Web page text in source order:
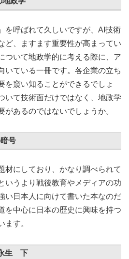
を呼ばれて久しいですが、AI技術
ど、ますます重要性が高まってい
ついて地政学的に考える際に、ア
いている一冊です。各企業の立ち
を窺い知ることができるでしょ
いて技術面だけではなく、地政学
があるのではないでしょうか。
号
材にしており、かなり調べられて
いうより戦後教育やメディアの功
い日本人に向けて書いた本なのだ
を中心に日本の歴史に興味を持つ
ます。
生 下